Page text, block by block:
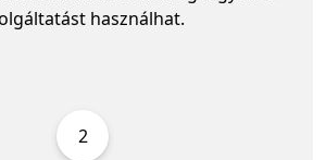
használhat.
2